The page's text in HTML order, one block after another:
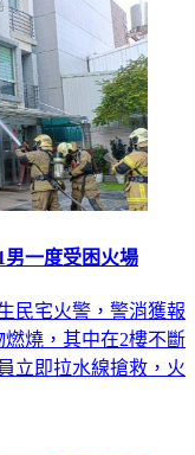
一度受困火場
民宅火警，警消獲報
燒，其中在2樓不斷
立即拉水線搶救，火